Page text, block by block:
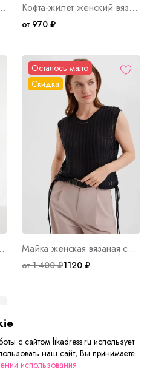
С Арт. 8907 Кофта-жилет женский вязаный ЛД Ф Арт. 10131
от 970 ₽
ЛД Арт. 10130
Осталось мало
Скидка
Майка женская вязаная со шнуровкой Ч Арт. 10129
от 1 400 ₽1120 ₽
с сайтом likadress.ru использует
наш сайт, Вы принимаете
использования